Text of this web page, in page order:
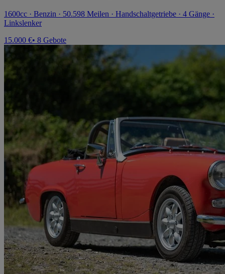
1600cc · Benzin · 50.598 Meilen · Handschaltgetriebe · 4 Gänge ·
Linkslenker
15.000 €• 8 Gebote